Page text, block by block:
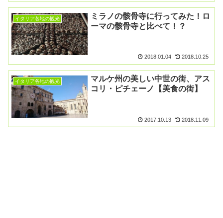
イタリア各地の観光
ミラノの骸骨寺に行ってみた！ロ
ーマの骸骨寺と比べて！？
2018.01.04 2018.10.25
イタリア各地の観光
マルケ州の美しい中世の街、アス
コリ・ピチェーノ【美食の街】
2017.10.13 2018.11.09